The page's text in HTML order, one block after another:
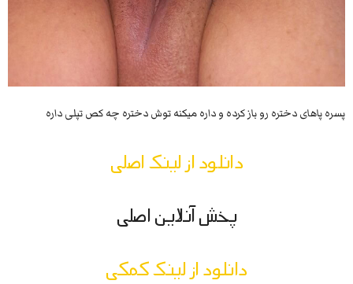
پسره پاهای دختره رو باز کرده و داره میکنه توش دختره چه کص تپلی داره
دانلود از لینک اصلی
پخش آنلاین اصلی
دانلود از لینک کمکی